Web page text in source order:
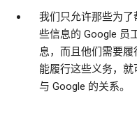
我们只允许那些为
些信息的 Google 员
息，而且他们需要
能履行这些义务，
与 Google 的关系。